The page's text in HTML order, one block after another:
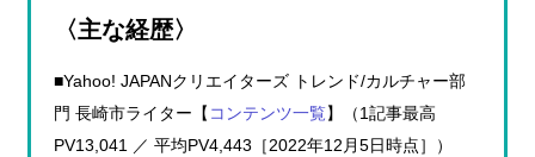
〈主な経歴〉
■Yahoo! JAPANクリエイターズ トレンド/カルチャー部
門 長崎市ライター【 コンテンツ一覧】（1記事最高
PV13,041 ／ 平均PV4,443［2022年12月5日時点］）